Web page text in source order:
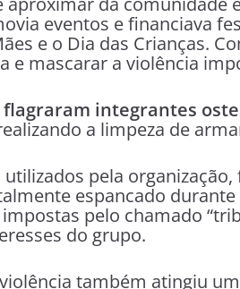
eventos e financiava
e o Dia das Crianças.
e mascarar a violência
integrantes
a limpeza de
utilizados pela
espancado
pelo chamado
do grupo.
também atingiu